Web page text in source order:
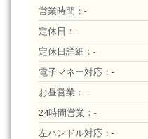
営業時間：-
定休日：-
定休日詳細：-
電子マネー対応：-
お昼営業：-
24時間営業：-
左ハンドル対応：-